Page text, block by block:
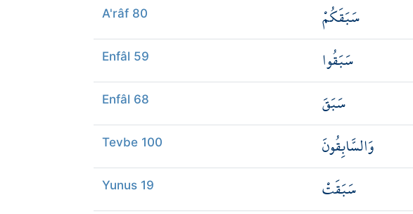
A'râf 80 سَبَقَكُمْ
Enfâl 59 سَبَقُوا
Enfâl 68 سَبَقَ
Tevbe 100 وَالسَّابِقُونَ
Yunus 19 سَبَقَتْ